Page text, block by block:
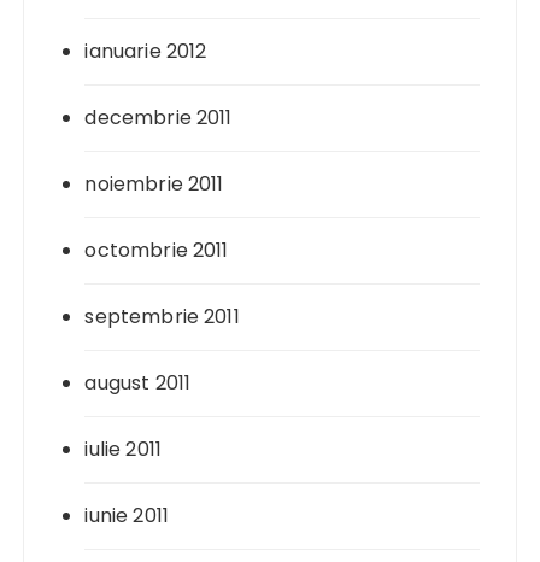
ianuarie 2012
decembrie 2011
noiembrie 2011
octombrie 2011
septembrie 2011
august 2011
iulie 2011
iunie 2011